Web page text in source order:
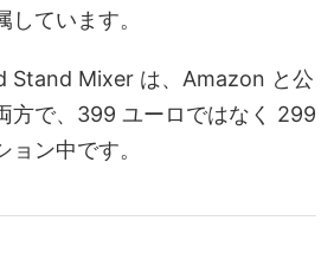
ています。
Stand Mixer は、Amazon と公
方で、399 ユーロではなく 299
ン中です。